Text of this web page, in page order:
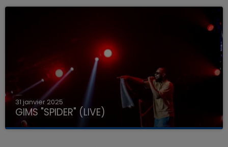
31 janvier 2025
GIMS "SPIDER" (LIVE)